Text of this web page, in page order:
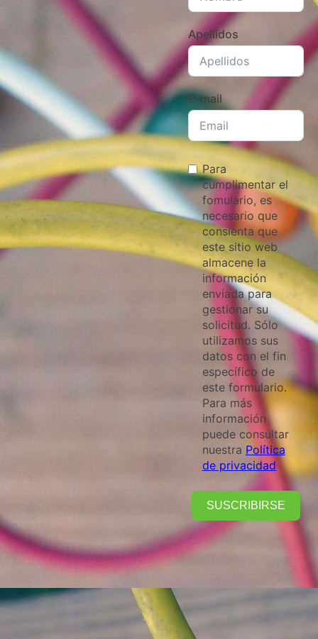
Apellidos
E-mail
Para
cumplimentar el
fomulario, es
necesario que
consienta que
este sitio web
almacene la
información
enviada para
gestionar su
solicitud. Sólo
utilizamos sus
datos con el fin
específico de
este formulario.
Para más
información
puede consultar
nuestra Política
de privacidad
SUSCRIBIRSE